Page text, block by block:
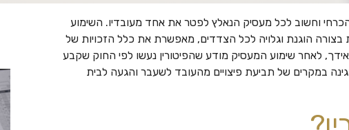
וחשוב לכל מעסיק הנאלץ לפטר את אחד מעובדיו. השימוע
הוגנת וגלויה לכל הצדדים, מאפשרת את כלל הזכויות של
לאחר שימוע המעסיק מודע שהפיטורין נעשו לפי החוק שקבע
במקרים של תביעת פיצויים מהעובד לשעבר והגעה לבית